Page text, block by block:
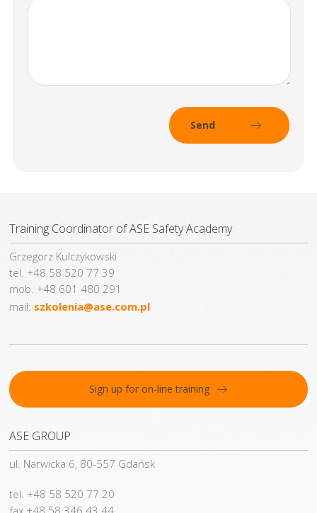
Training Coordinator of ASE Safety Academy
Grzegorz Kulczykowski
tel. +48 58 520 77 39
mob. +48 601 480 291
mail: szkolenia@ase.com.pl
Sign up for on-line training
ASE GROUP
ul. Narwicka 6, 80-557 Gdańsk
tel. +48 58 520 77 20
fax +48 58 346 43 44